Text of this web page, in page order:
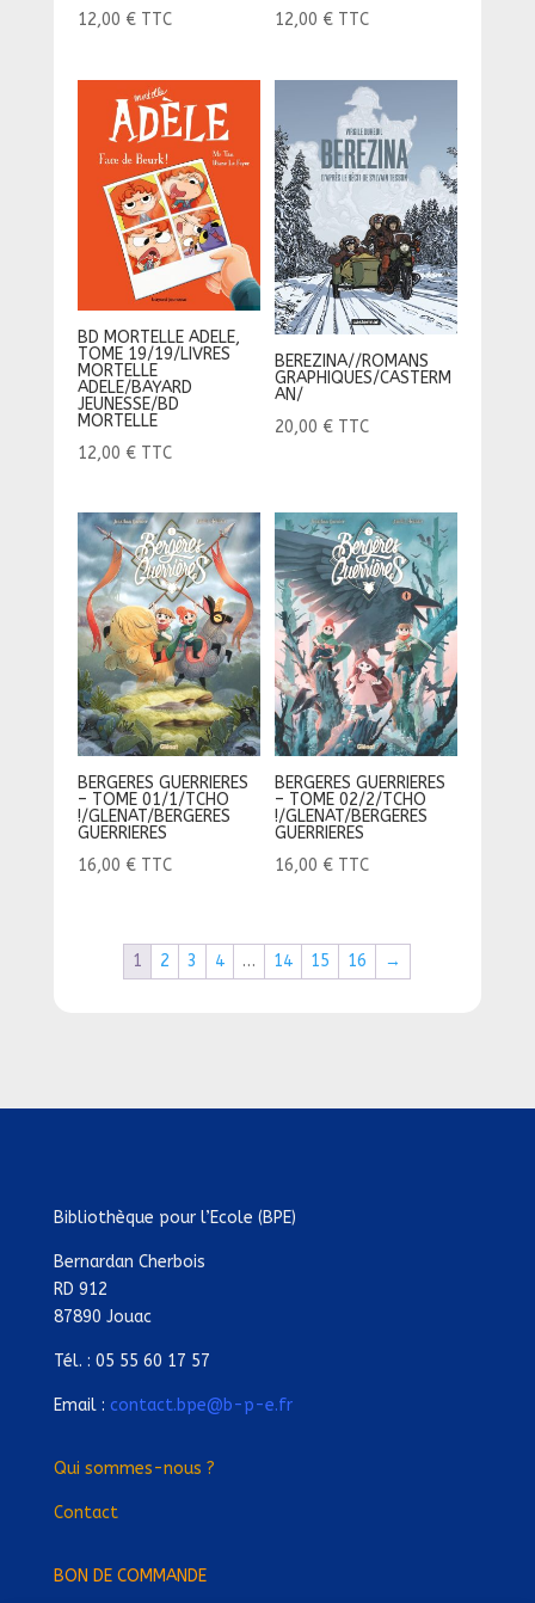
12,00 € TTC
12,00 € TTC
BD MORTELLE ADELE,
TOME 19/19/LIVRES
MORTELLE
ADELE/BAYARD
JEUNESSE/BD
MORTELLE
12,00 € TTC
BEREZINA//ROMANS
GRAPHIQUES/CASTERM
AN/
20,00 € TTC
BERGERES GUERRIERES
– TOME 01/1/TCHO
!/GLENAT/BERGERES
GUERRIERES
16,00 € TTC
BERGERES GUERRIERES
– TOME 02/2/TCHO
!/GLENAT/BERGERES
GUERRIERES
16,00 € TTC
1 2 3 4 … 14 15 16 →
Bibliothèque pour l’Ecole (BPE)
Bernardan Cherbois
RD 912
87890 Jouac
Tél. : 05 55 60 17 57
Email : contact.bpe@b-p-e.fr
Qui sommes-nous ?
Contact
BON DE COMMANDE